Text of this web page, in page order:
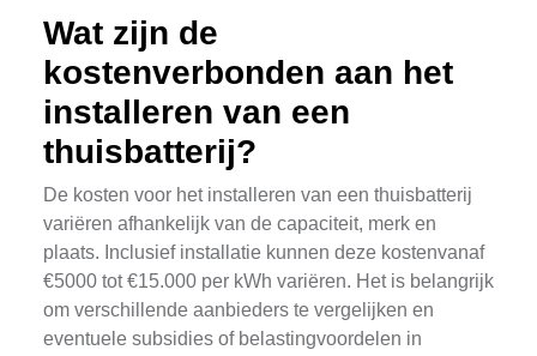
Wat zijn de
kostenverbonden aan het
installeren van een
thuisbatterij?
De kosten voor het installeren van een thuisbatterij
variëren afhankelijk van de capaciteit, merk en
plaats. Inclusief installatie kunnen deze kostenvanaf
€5000 tot €15.000 per kWh variëren. Het is belangrijk
om verschillende aanbieders te vergelijken en
eventuele subsidies of belastingvoordelen in